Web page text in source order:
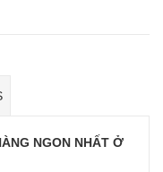
NGON NHẤT Ở